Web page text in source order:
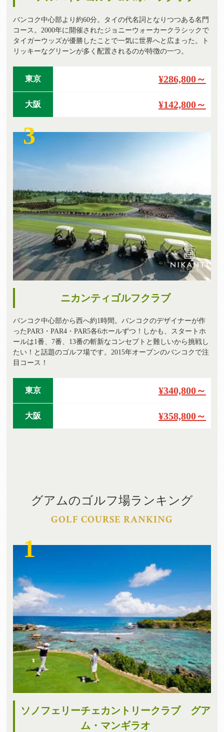
バンコク中心部より約60分。タイの代名詞となりつつある名門
コース。2000年に開催されたジョニーウォーカークラシックで
タイガーウッズが優勝したことで一気に世界へと広まった。ト
リッキーなグリーンが多く配置されるのが特徴の一つ。
東京 ¥286,800～
大阪 ¥142,800～
3
ニカンティゴルフクラブ
バンコク中心部から西へ約1時間。バンコクのデザイナーが作
ったPAR3・PAR4・PAR5各6ホールずつ！しかも、スタートホ
ールは1番、7番、13番の斬新なコンセプトと難しいから挑戦し
たい！と話題のゴルフ場です。2015年オープンのバンコクで注
目コース！
東京 ¥340,800～
大阪 ¥358,800～
グアムのゴルフ場ランキング
GOLF COURSE RANKING
1
ソノフェリーチェカントリークラブ グア
ム・マンギラオ